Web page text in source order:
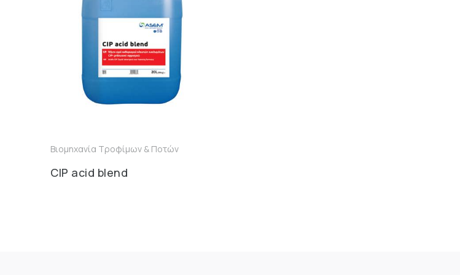
Βιομηχανία Τροφίμων & Ποτών
CIP acid blend